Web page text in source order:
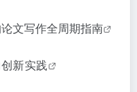
文写作全周期指南
新实践